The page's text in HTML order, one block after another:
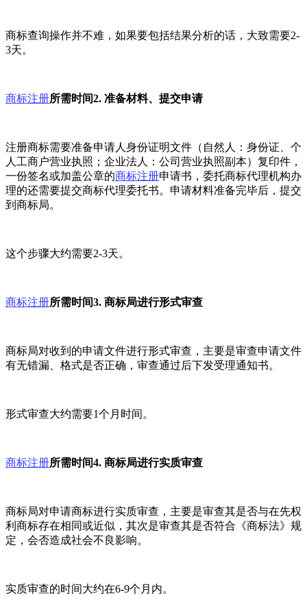
商标查询操作并不难，如果要包括结果分析的话，大致需要2-
3天。
商标注册所需时间2. 准备材料、提交申请
注册商标需要准备申请人身份证明文件（自然人：身份证、个
人工商户营业执照；企业法人：公司营业执照副本）复印件，
一份签名或加盖公章的商标注册申请书，委托商标代理机构办
理的还需要提交商标代理委托书。申请材料准备完毕后，提交
到商标局。
这个步骤大约需要2-3天。
商标注册所需时间3. 商标局进行形式审查
商标局对收到的申请文件进行形式审查，主要是审查申请文件
有无错漏、格式是否正确，审查通过后下发受理通知书。
形式审查大约需要1个月时间。
商标注册所需时间4. 商标局进行实质审查
商标局对申请商标进行实质审查，主要是审查其是否与在先权
利商标存在相同或近似，其次是审查其是否符合《商标法》规
定，会否造成社会不良影响。
实质审查的时间大约在6-9个月内。